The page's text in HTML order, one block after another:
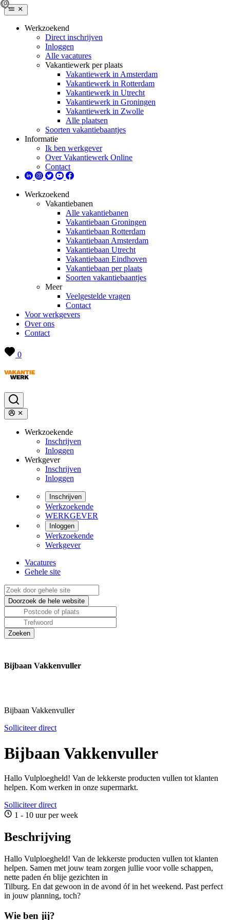
Werkzoekend
Direct inschrijven
Inloggen
Alle vacatures
Vakantiewerk per plaats
Vakantiewerk in Amsterdam
Vakantiewerk in Rotterdam
Vakantiewerk in Utrecht
Vakantiewerk in Groningen
Vakantiewerk in Zwolle
Alle plaatsen
Soorten vakantiebaantjes
Informatie
Ik ben werkgever
Over Vakantiewerk Online
Contact
Werkzoekend
Vakantiebanen
Alle vakantiebanen
Vakantiebaan Groningen
Vakantiebaan Rotterdam
Vakantiebaan Amsterdam
Vakantiebaan Utrecht
Vakantiebaan Eindhoven
Vakantiebaan per plaats
Soorten vakantiebaantjes
Meer
Veelgestelde vragen
Contact
Voor werkgevers
Over ons
Contact
0
Werkzoekende
Inschrijven
Inloggen
Werkgever
Inschrijven
Inloggen
Inschrijven
Werkzoekende
WERKGEVER
Inloggen
Werkzoekende
Werkgever
Vacatures
Gehele site
Bijbaan Vakkenvuller
Bijbaan Vakkenvuller
Solliciteer direct
Bijbaan Vakkenvuller
Hallo Vulploegheld! Van de lekkerste producten vullen tot klanten
helpen. Kom werken in onze supermarkt.
Solliciteer direct
1 - 10 uur per week
Beschrijving
Hallo Vulploegheld! Van de lekkerste producten vullen tot klanten
helpen. Samen met jouw team zorgen jullie voor volle schappen,
nette paden én blije gezichten in
Tilburg. En dat gewoon in de avond óf in het weekend. Past perfect
in jouw planning, toch?
Wie ben jij?